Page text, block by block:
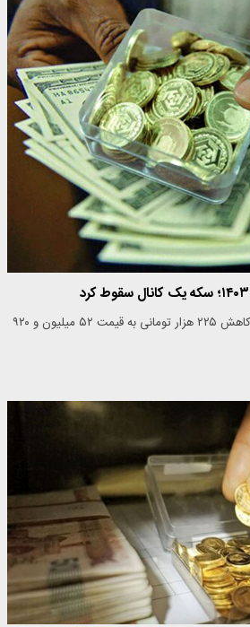
هر قطعه سکه امامی در بازار با کاهش ۲۲۵ هزار تومانی به قیمت ۵۲ میلیون و ۹۲۰